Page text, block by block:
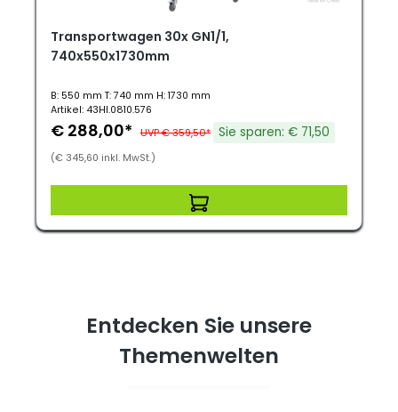
Transportwagen 30x GN1/1,
740x550x1730mm
B: 550 mm T: 740 mm H: 1730 mm
Artikel: 43HI.0810.576
€ 288,00* UVP € 359,50* Sie sparen: € 71,50
(€ 345,60 inkl. MwSt.)
Entdecken Sie unsere
Themenwelten